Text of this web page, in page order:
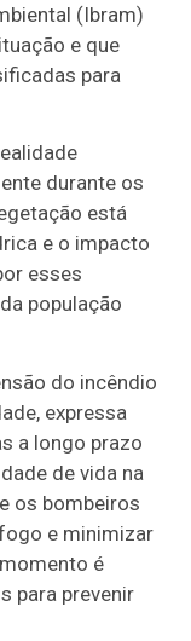
(Ibram)
e que
para
durante os
está
e o impacto
esses
população
do incêndio
expressa
a longo prazo
de vida na
os bombeiros
e minimizar
é
para prevenir